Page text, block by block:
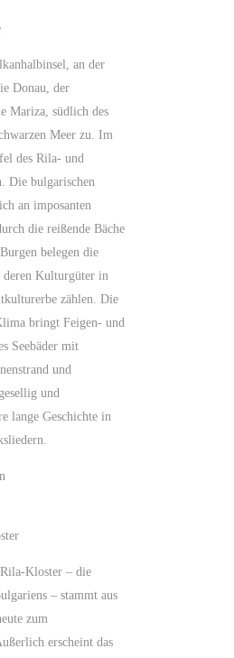
an der
Donau, der
Mariza, südlich des
Meer zu. Im
des Rila- und
Die bulgarischen
an imposanten
die reißende Bäche
belegen die
deren Kulturgüter in
zählen. Die
bringt Feigen- und
Seebäder mit
und
und
lange Geschichte in
Kloster – die
– stammt aus
zum
erscheint das